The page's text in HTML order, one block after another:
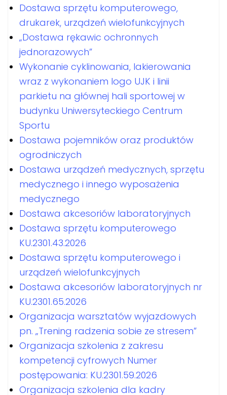
Dostawa sprzętu komputerowego,
drukarek, urządzeń wielofunkcyjnych
„Dostawa rękawic ochronnych
jednorazowych”
Wykonanie cyklinowania, lakierowania
wraz z wykonaniem logo UJK i linii
parkietu na głównej hali sportowej w
budynku Uniwersyteckiego Centrum
Sportu
Dostawa pojemników oraz produktów
ogrodniczych
Dostawa urządzeń medycznych, sprzętu
medycznego i innego wyposażenia
medycznego
Dostawa akcesoriów laboratoryjnych
Dostawa sprzętu komputerowego
KU.2301.43.2026
Dostawa sprzętu komputerowego i
urządzeń wielofunkcyjnych
Dostawa akcesoriów laboratoryjnych nr
KU.2301.65.2026
Organizacja warsztatów wyjazdowych
pn. „Trening radzenia sobie ze stresem”
Organizacja szkolenia z zakresu
kompetencji cyfrowych Numer
postępowania: KU.2301.59.2026
Organizacja szkolenia dla kadry